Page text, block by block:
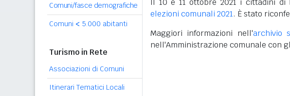
Comuni/fasce demografiche
Comuni < 5.000 abitanti
Turismo in Rete
Associazioni di Comuni
Itinerari Tematici Locali
elezioni comunali 2021. È stato
Maggiori informazioni nell'archivio
nell'Amministrazione comunale con